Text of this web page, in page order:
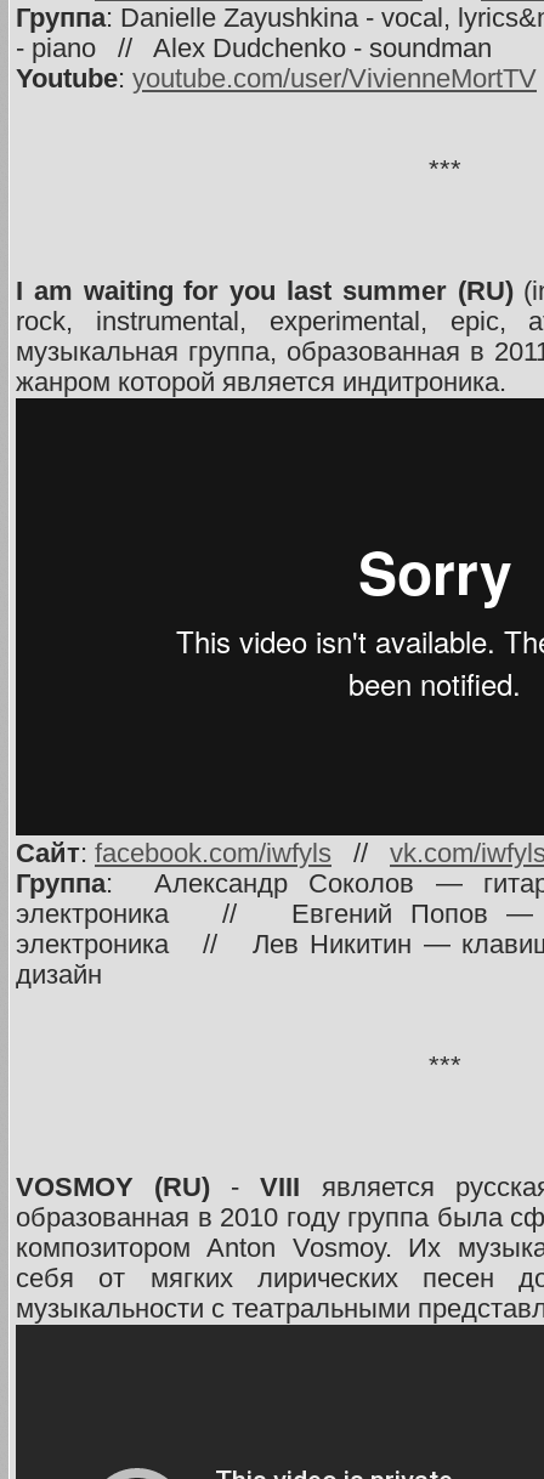
Группа: Danielle Zayushkina - vocal,
- piano // Alex Dudchenko - soundman
Youtube: youtube.com/user/VivienneMortTV
***
I am waiting for you last summer (RU)
rock, instrumental, experimental, epic,
музыкальная группа, образованная в
жанром которой является индитроника.
Сайт: facebook.com/iwfyls // vk.com/
Группа: Александр Соколов —
электроника // Евгений Попов —
электроника // Лев Никитин —
дизайн
***
VOSMOY (RU) -VIII является
образованная в 2010 году группа была
композитором Anton Vosmoy. Их
себя от мягких лирических песен
музыкальности с театральными